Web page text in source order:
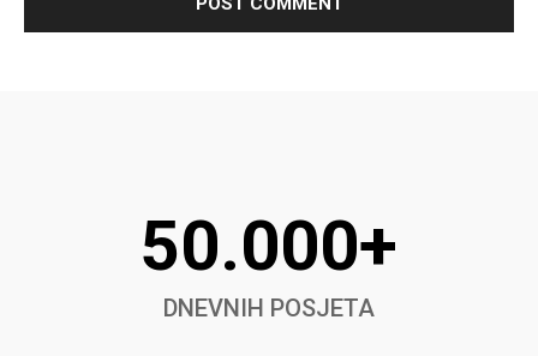
50.000+
DNEVNIH POSJETA